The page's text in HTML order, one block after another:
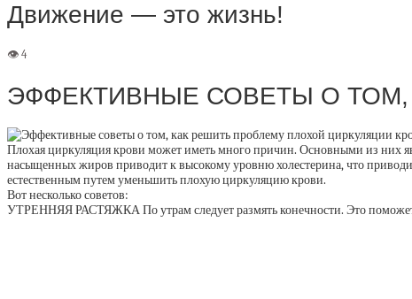
Движение — это жизнь!
ЭФФЕКТИВНЫЕ СОВЕТЫ О
Плохая циркуляция крови может иметь много причин. Основными из них
насыщенных жиров приводит к высокому уровню холестерина, что
естественным путем уменьшить плохую циркуляцию крови.
Вот несколько советов:
УТРЕННЯЯ РАСТЯЖКА По утрам следует размять конечности. Это